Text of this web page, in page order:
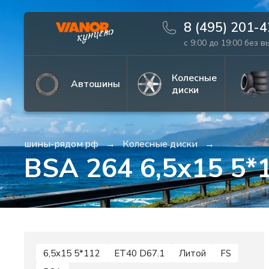
8 (495) 201-
с 9:00 до 19:00 без
Автошины
Колесные
диски
шины-рядом.рф Колесные диски
BSA 264 6,5x15
6,5x15 5*112 ET40 D67.1 Литой
FS
Информация Фото товара